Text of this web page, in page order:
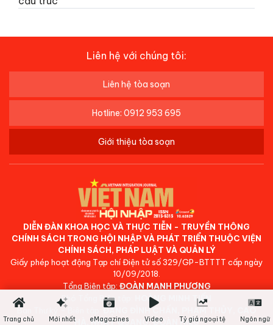
Liên hệ với chúng tôi:
Liên hệ tòa soạn
Hotline: 0912 953 695
Giới thiệu tòa soạn
DIỄN ĐÀN KHOA HỌC VÀ THỰC TIỄN - TRUYỀN THÔNG
CHÍNH SÁCH TRONG HỘI NHẬP VÀ PHÁT TRIỂN THUỘC VIỆN
CHÍNH SÁCH, PHÁP LUẬT VÀ QUẢN LÝ
Giấy phép hoạt động Tạp chí Điện tử số 329/GP-BTTTT cấp ngày
10/09/2018.
Tổng Biên tập: ĐOÀN MẠNH PHƯƠNG
Phó Tổng Biên tập:
HOÀNG MINH TIẾN
Ban Thư ký - Biên tập: ĐẶNG ĐÌNH CHẤN, PHẠM THỦY, CAO
HÀ, NHẬT QUANG, ĐOÀN HIẾU
Trang chủ Mới nhất eMagazines Video Tỷ giá ngoại tệ Ngôn ngữ